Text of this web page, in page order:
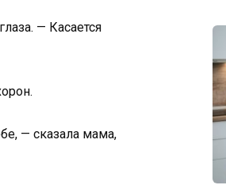
— Касается
— сказала мама,